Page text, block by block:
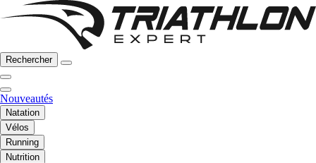
Rechercher
Nouveautés
Natation
Vélos
Running
Nutrition